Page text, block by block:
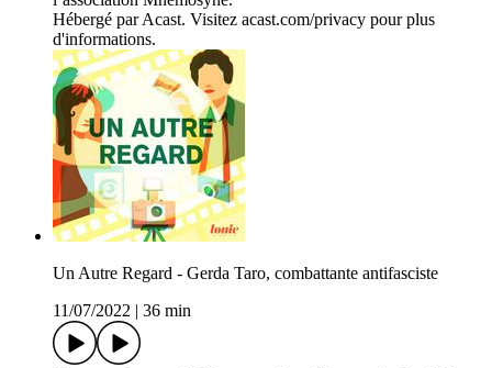
Hébergé par Acast. Visitez acast.com/privacy pour plus
d'informations.
Un Autre Regard - Gerda Taro, combattante antifasciste
11/07/2022
36 min